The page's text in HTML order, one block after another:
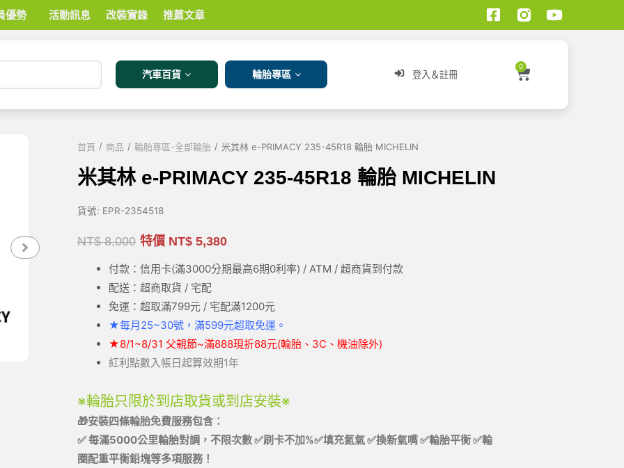
優勢 活動訊息 改裝實錄 推薦文章
汽車百貨 輪胎專區 登入＆註冊
0
首頁 / 商品 / 輪胎專區-全部輪胎 / 米其林 e-PRIMACY 235-45R18 輪胎 MICHELIN
米其林 e-PRIMACY 235-45R18 輪胎 MICHELIN
貨號: EPR-2354518
NT$8,000 特價 NT$5,380
付款：信用卡(滿3000分期最高6期0利率) / ATM / 超商貨到付款
配送：超商取貨 / 宅配
免運：超取滿799元 / 宅配滿1200元
★每月25~30號，滿599元超取免運。
★8/1~8/31 父親節~滿888現折88元(輪胎、3C、機油除外)
紅利點數入帳日起算效期1年
※輪胎只限於到店取貨或到店安裝※
🎁安裝四條輪胎免費服務包含：
✅每滿5000公里輪胎對調，不限次數✅刷卡不加%✅填充氮氣✅換新氣嘴 ✅輪胎平衡 ✅輪
圈配重平衡鉛塊等多項服務！